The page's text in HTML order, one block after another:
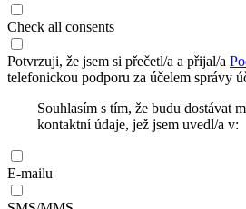
Check all consents
Potvrzuji, že jsem si přečetl/a a přijal/a
telefonickou podporu za účelem správy
Souhlasím s tím, že budu dostávat
kontaktní údaje, jež jsem uvedl/a v:
E-mailu